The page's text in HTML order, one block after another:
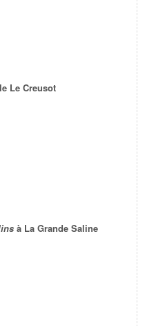
Le Creusot
à La Grande Saline